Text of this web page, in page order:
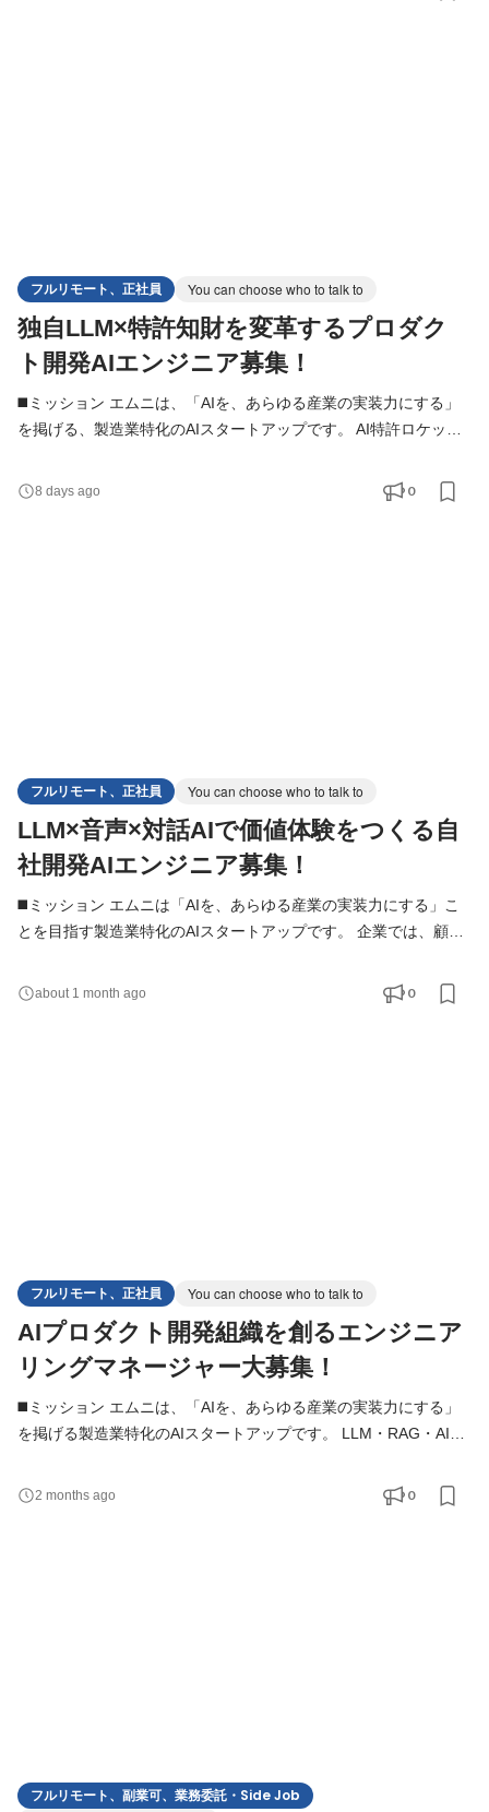
核としながら、複数企業・複数ユーザーに安定して提供できる
フルリモート、正社員 You can choose who to talk to
独自LLM×特許知財を変革するプロダク
ト開発AIエンジニア募集！
◼️ミッション エムニは、「AIを、あらゆる産業の実装力にする」
を掲げる、製造業特化のAIスタートアップです。 AI特許ロケット
本ポジションではWebプロダクトエンジニアとして、長期運用を
見据えたWeb基盤の設計・開発を担っていただきます。 認証・認
8 days ago 0
フルリモート、正社員 You can choose who to talk to
LLM×音声×対話AIで価値体験をつくる自
社開発AIエンジニア募集！
◼️ミッション エムニは「AIを、あらゆる産業の実装力にする」こ
とを目指す製造業特化のAIスタートアップです。 企業では、顧客
業務が重要ですが、設計・実施・記録・分析までが属人的で大き
な負荷となっています。 AIインタビュアーは、LLM・音声認識・
about 1 month ago 0
フルリモート、正社員 You can choose who to talk to
AIプロダクト開発組織を創るエンジニア
リングマネージャー大募集！
◼️ミッション エムニは、「AIを、あらゆる産業の実装力にする」
を掲げる製造業特化のAIスタートアップです。 LLM・RAG・AIエ
顧客向けAI開発や自社AIプロダクト開発を推進しています。 本ポ
ジションでは、エンジニアリングマネージャーとして、AIエンジ
2 months ago 0
フルリモート、副業可、業務委託・Side Job